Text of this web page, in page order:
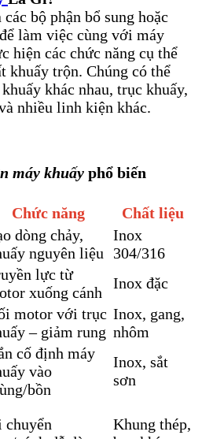
bộ phận bổ sung hoặc
làm việc cùng với máy
hiện các chức năng cụ thể
khuấy trộn. Chúng có thể
khác nhau, trục khuấy,
nhiều linh kiện khác.
máy khuấy phổ biến
Chức năng
Chất liệu
dòng chảy,
nguyên liệu
Inox
304/316
lực từ
xuống cánh
Inox đặc
motor với trục
– giảm rung
Inox, gang,
nhôm
cố định máy
vào
bồn
Inox, sắt
sơn
chuyển
Khung thép,